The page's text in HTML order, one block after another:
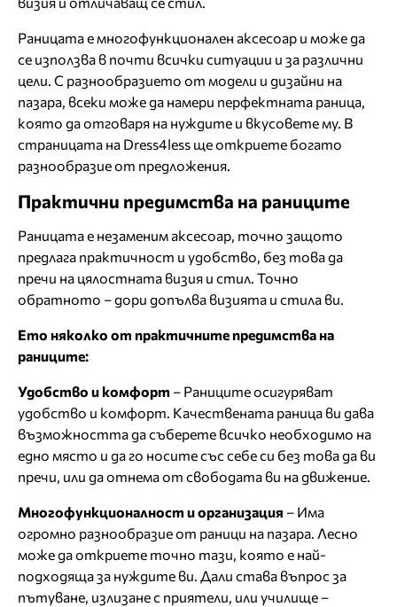
Раницата е многофункционален аксесоар и може да
се използва в почти всички ситуации и за различни
цели. С разнообразието от модели и дизайни на
пазара, всеки може да намери перфектната раница,
която да отговаря на нуждите и вкусовете му. В
страницата на Dress4less ще откриете богато
разнообразие от предложения.
Практични предимства на раниците
Раницата е незаменим аксесоар, точно защото
предлага практичност и удобство, без това да
пречи на цялостната визия и стил. Точно
обратното – дори допълва визията и стила ви.
Ето няколко от практичните предимства на
раниците:
Удобство и комфорт – Раниците осигуряват
удобство и комфорт. Качествената раница ви дава
възможността да съберете всичко необходимо на
едно място и да го носите със себе си без това да ви
пречи, или да отнема от свободата ви на движение.
Многофункционалност и организация – Има
огромно разнообразие от раници на пазара. Лесно
може да откриете точно тази, която е най-
подходяща за нуждите ви. Дали става въпрос за
пътуване, излизане с приятели, или училище –